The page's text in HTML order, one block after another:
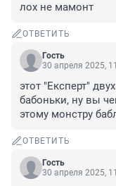
лох не мамонт
ОТВЕТИТЬ
Гость
30 апреля 2025,
этот "Експерт"
бабоньки, ну вы
этому монстру
ОТВЕТИТЬ
Гость
30 апреля 2025,